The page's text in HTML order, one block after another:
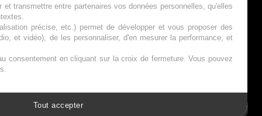
nous
transmettre entre partenaires vos données personnelles, qu'elles
précise, etc.) permet de développer et vous proposer des
et vidéo), de les personnaliser, d'en mesurer la performance, et
en cliquant sur la croix de fermeture. Vous pouvez
Tout accepter